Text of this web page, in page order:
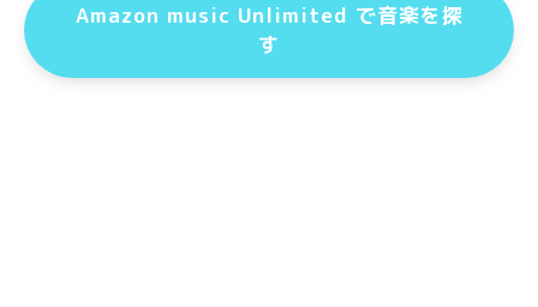
Amazon music Unlimited で音楽を探
す